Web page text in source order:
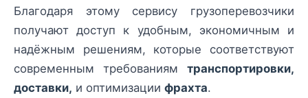
Благодаря этому сервису грузоперевозчики
получают доступ к удобным, экономичным и
надёжным решениям, которые соответствуют
современным требованиям транспортировки,
доставки, и оптимизации фрахта.